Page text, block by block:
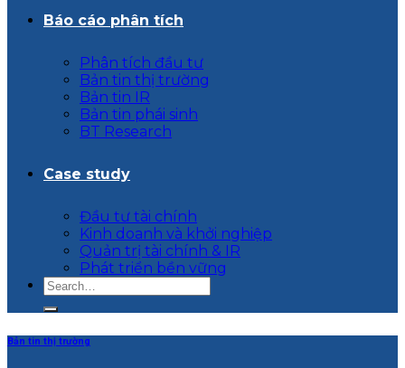
Báo cáo phân tích
Phân tích đầu tư
Bản tin thị trường
Bản tin IR
Bản tin phái sinh
BT Research
Case study
Đầu tư tài chính
Kinh doanh và khởi nghiệp
Quản trị tài chính & IR
Phát triển bền vững
Bản tin thị trường